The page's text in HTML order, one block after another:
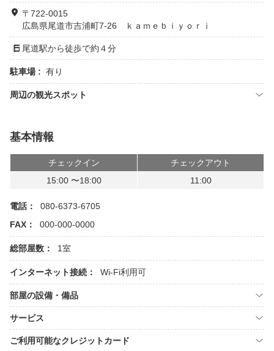
〒722-0015
広島県尾道市吉浦町7-26 ｋａｍｅｂｉｙｏｒｉ
尾道駅から徒歩で約４分
駐車場 : 有り
周辺の観光スポット
基本情報
チェックイン
チェックアウト
15:00 〜18:00
11:00
電話：
080-6373-6705
FAX：
000-000-0000
総部屋数： 1室
インターネット接続： Wi-Fi利用可
部屋の設備・備品
サービス
ご利用可能なクレジットカード